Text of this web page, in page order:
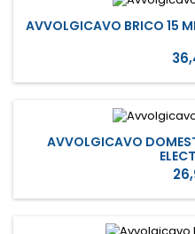
AVVOLGICAVO BRICO 15
AVVOLGICAVO